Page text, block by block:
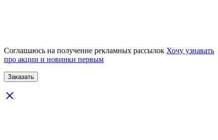
Соглашаюсь на получение рекламных рассылок Хочу узнавать
про акции и новинки первым